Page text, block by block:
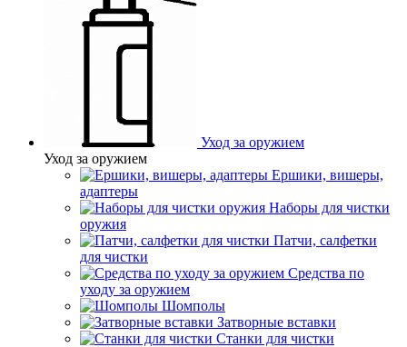
Уход за оружием
Уход за оружием
Ершики, вишеры,
адаптеры
Наборы для чистки
оружия
Патчи, салфетки
для чистки
Средства по
уходу за оружием
Шомполы
Затворные вставки
Станки для чистки